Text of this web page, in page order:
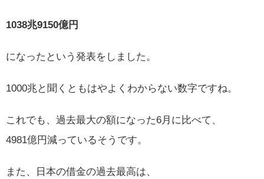
1038兆9150億円
になったという発表をしました。
1000兆と聞くともはやよくわからない数字ですね。
これでも、過去最大の額になった6月に比べて、
4981億円減っているそうです。
また、日本の借金の過去最高は、